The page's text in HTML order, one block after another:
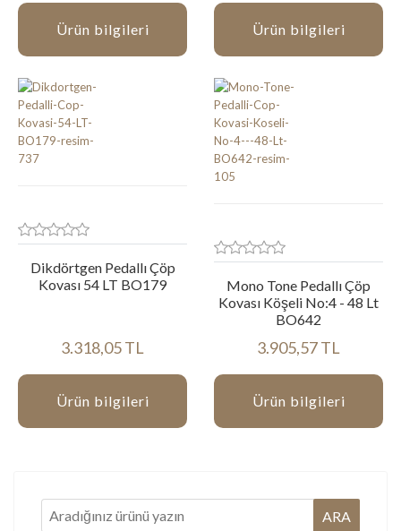
Ürün bilgileri Ürün bilgileri
Dikdörtgen Pedallı Çöp
Kovası 54 LT BO179
3.318,05 TL
Ürün bilgileri
Mono Tone Pedallı Çöp
Kovası Köşeli No:4 - 48 Lt
BO642
3.905,57 TL
Ürün bilgileri